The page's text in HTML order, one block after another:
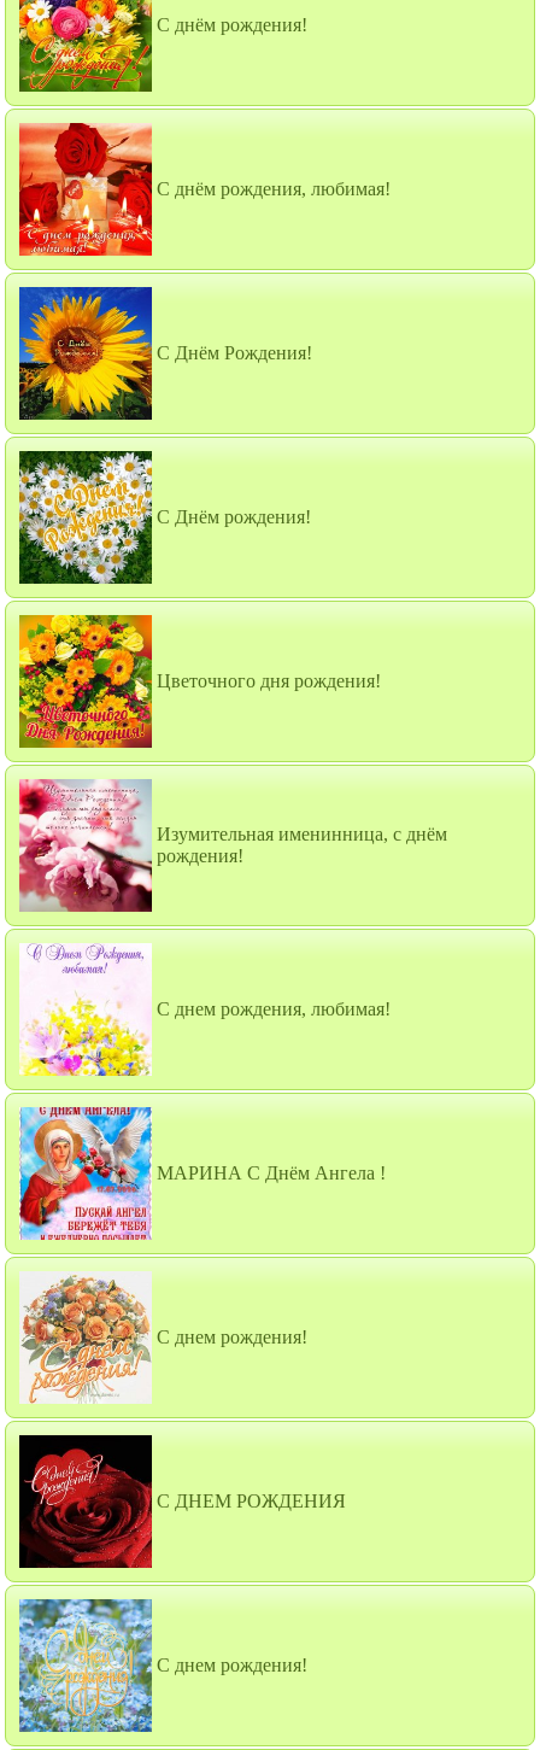
С днём рождения!
С днём рождения, любимая!
С Днём Рождения!
С Днём рождения!
Цветочного дня рождения!
Изумительная именинница, с днём
рождения!
С днем рождения, любимая!
МАРИНА С Днём Ангела !
С днем рождения!
С ДНЕМ РОЖДЕНИЯ
С днем рождения!